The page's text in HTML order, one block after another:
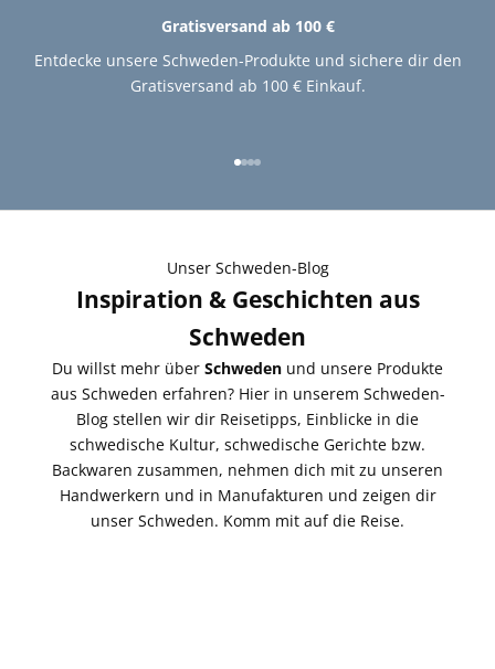
Gratisversand ab 100 €
Entdecke unsere Schweden-Produkte und sichere dir den
Gratisversand ab 100 € Einkauf.
Gehe zu Element 1
Gehe zu Element 2
Gehe zu Element 3
Gehe zu Element 4
Unser Schweden-Blog
Inspiration & Geschichten aus
Schweden
Du willst mehr über Schweden und unsere Produkte
aus Schweden erfahren? Hier in unserem Schweden-
Blog stellen wir dir Reisetipps, Einblicke in die
schwedische Kultur, schwedische Gerichte bzw.
Backwaren zusammen, nehmen dich mit zu unseren
Handwerkern und in Manufakturen und zeigen dir
unser Schweden. Komm mit auf die Reise.